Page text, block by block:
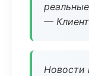
—
Новости